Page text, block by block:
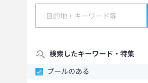
検索したキーワード・特集
プールのある